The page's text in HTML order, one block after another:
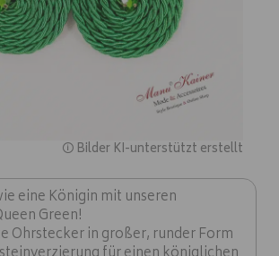
🛈 Bilder KI-unterstützt erstellt
eine Königin mit unseren
Green!
Ohrstecker in großer, runder Form